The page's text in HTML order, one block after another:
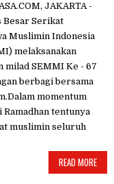
JAKARTA -
Besar Serikat
Muslimin Indonesia
melaksanakan
milad SEMMI Ke - 67
berbagi bersama
momentum
Ramadhan tentunya
muslimin seluruh
READ MORE